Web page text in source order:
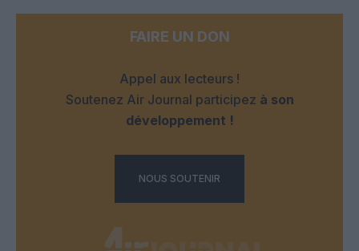
FAIRE UN DON
Appel aux lecteurs !
Soutenez Air Journal participez à son
développement !
NOUS SOUTENIR